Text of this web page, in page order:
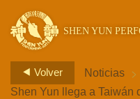
SHEN YUN
Volver Noticias >
Shen Yun llega a Taiwán